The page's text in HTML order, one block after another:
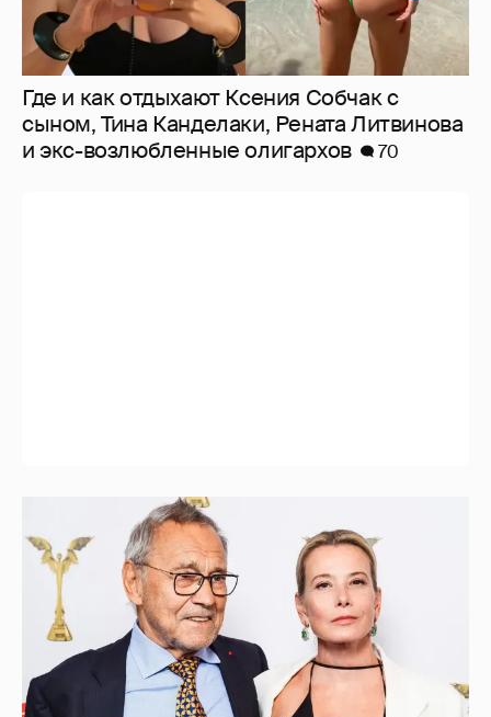
Где и как отдыхают Ксения Собчак с
сыном, Тина Канделаки, Рената Литвинова
и экс-возлюбленные олигархов
70
В сети появилось архивное фото Андрея
Кончаловского и Юлии Высоцкой на
отдыхе в Италии
18